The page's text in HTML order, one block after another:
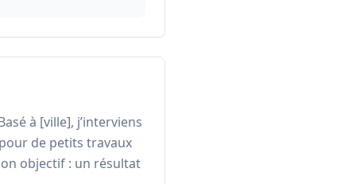
à [ville], j’interviens
de petits travaux
objectif : un résultat